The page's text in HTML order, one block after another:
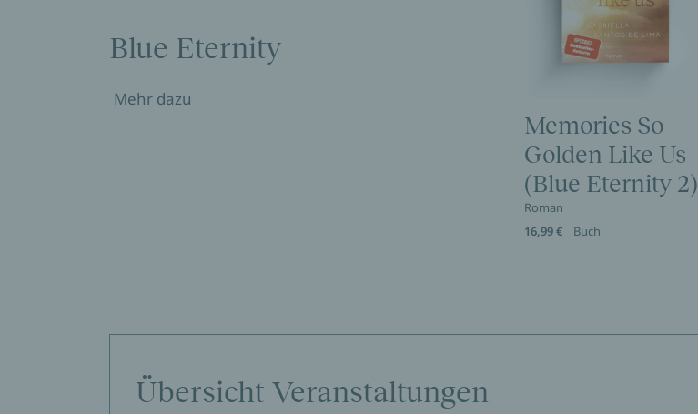
Blue Eternity
Mehr dazu
Memories So
Golden Like Us
(Blue Eternity 2)
Roman
16,99 €
Buch
Übersicht Veranstaltungen